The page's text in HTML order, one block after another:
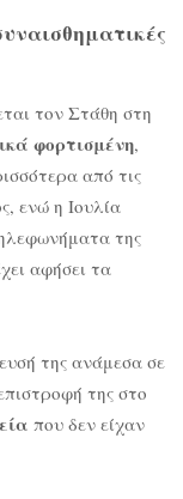
τον Στάθη στη
φορτισμένη,
από τις
ενώ η Ιουλία
της
αφήσει τα
της ανάμεσα σε
της στο
που δεν είχαν